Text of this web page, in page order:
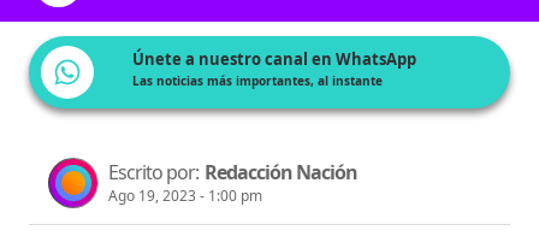
Únete a nuestro canal en WhatsApp
Las noticias más importantes, al instante
Escrito por: Redacción Nación
Ago 19, 2023 - 1:00 pm